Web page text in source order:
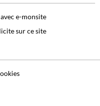
e-monsite
sur ce site